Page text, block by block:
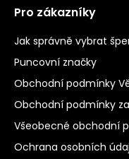
Pro zákazníky
Jak správně vybrat
Puncovní značky
Obchodní podmínky
Obchodní podmínky
Všeobecné obchodní
Ochrana osobních